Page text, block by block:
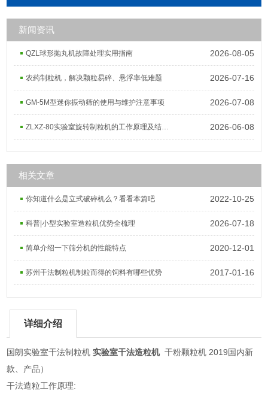
新闻资讯
QZL球形抛丸机故障处理实用指南 2026-08-05
农药制粒机，解决颗粒易碎、悬浮率低难题 2026-07-16
GM-5M型迷你振动筛的使用与维护注意事项 2026-07-08
ZLXZ-80实验室旋转制粒机的工作原理及结构组成 2026-06-08
相关文章
你知道什么是立式破碎机么？看看本篇吧 2022-10-25
科普|小型实验室造粒机优势全梳理 2026-07-18
简单介绍一下筛分机的性能特点 2020-12-01
苏州干法制粒机制粒而得的饲料有哪些优势 2017-01-16
详细介绍
国朗实验室干法制粒机实验室干法造粒机干粉颗粒机 2019国内新
款、产品）
干法造粒工作原理: